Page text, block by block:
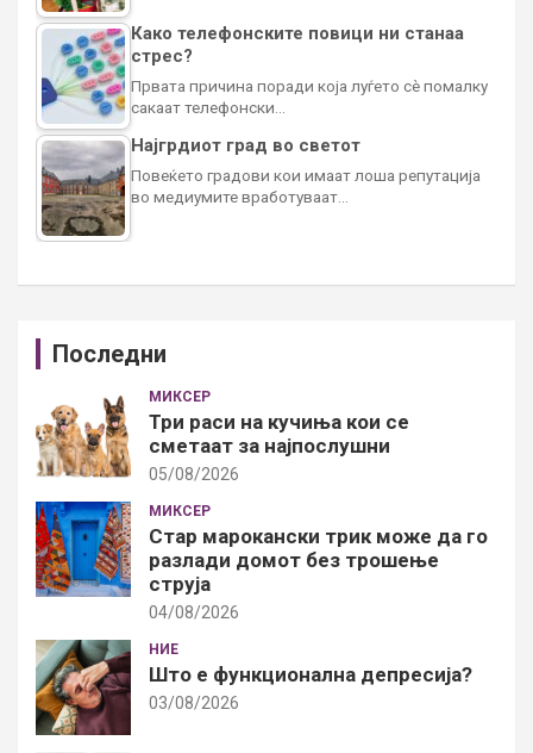
Како телефонските повици ни станаа
стрес?
Првата причина поради која луѓето сè помалку
сакаат телефонски…
Најгрдиот град во светот
Повеќето градови кои имаат лоша репутација
во медиумите вработуваат…
Последни
МИКСЕР
Три раси на кучиња кои се
сметаат за најпослушни
05/08/2026
МИКСЕР
Стар марокански трик може да го
разлади домот без трошење
струја
04/08/2026
НИЕ
Што е функционална депресија?
03/08/2026